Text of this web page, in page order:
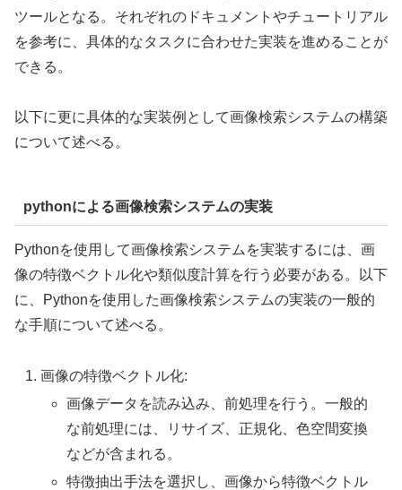
ツールとなる。それぞれのドキュメントやチュートリアル
を参考に、具体的なタスクに合わせた実装を進めることが
できる。
以下に更に具体的な実装例として画像検索システムの構築
について述べる。
pythonによる画像検索システムの実装
Pythonを使用して画像検索システムを実装するには、画
像の特徴ベクトル化や類似度計算を行う必要がある。以下
に、Pythonを使用した画像検索システムの実装の一般的
な手順について述べる。
画像の特徴ベクトル化:
画像データを読み込み、前処理を行う。一般的
な前処理には、リサイズ、正規化、色空間変換
などが含まれる。
特徴抽出手法を選択し、画像から特徴ベクトル